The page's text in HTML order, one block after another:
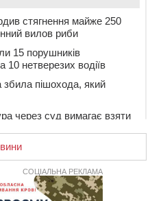
стягнення майже 250
вилов риби
15 порушників
10 нетверезих водіїв
збила пішохода, який
через суд вимагає взяти
колесами вантажівки
приватизації
центрі міста
СОЦІАЛЬНА РЕКЛАМА